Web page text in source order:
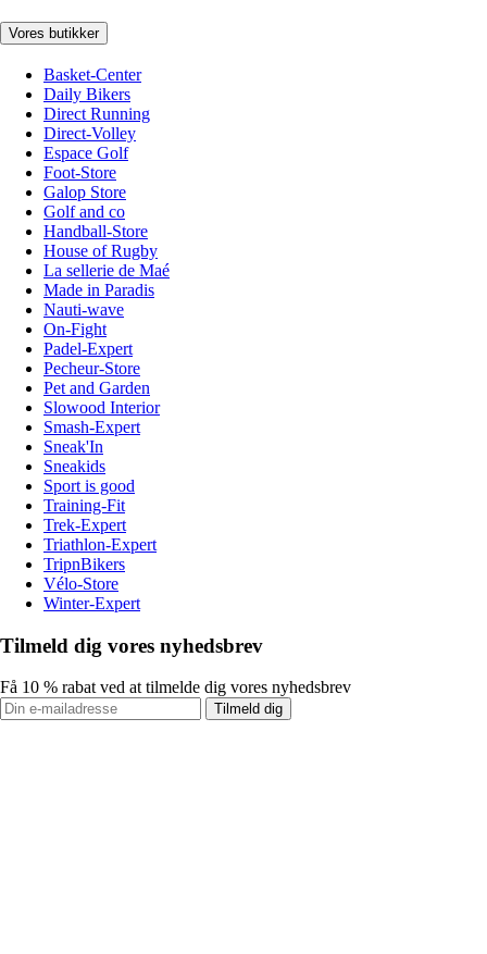
Vores butikker
Basket-Center
Daily Bikers
Direct Running
Direct-Volley
Espace Golf
Foot-Store
Galop Store
Golf and co
Handball-Store
House of Rugby
La sellerie de Maé
Made in Paradis
Nauti-wave
On-Fight
Padel-Expert
Pecheur-Store
Pet and Garden
Slowood Interior
Smash-Expert
Sneak'In
Sneakids
Sport is good
Training-Fit
Trek-Expert
Triathlon-Expert
TripnBikers
Vélo-Store
Winter-Expert
Tilmeld dig vores nyhedsbrev
Få 10 % rabat ved at tilmelde dig vores nyhedsbrev
Tilmeld dig